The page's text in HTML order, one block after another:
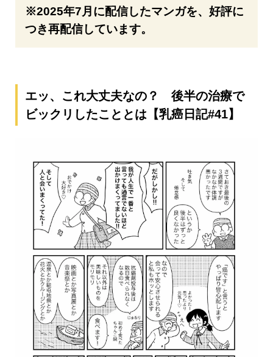
※2025年7月に配信したマンガを、好評に
つき再配信しています。
エッ、これ大丈夫なの？ 後半の治療で
ビックリしたこととは【乳癌日記#41】